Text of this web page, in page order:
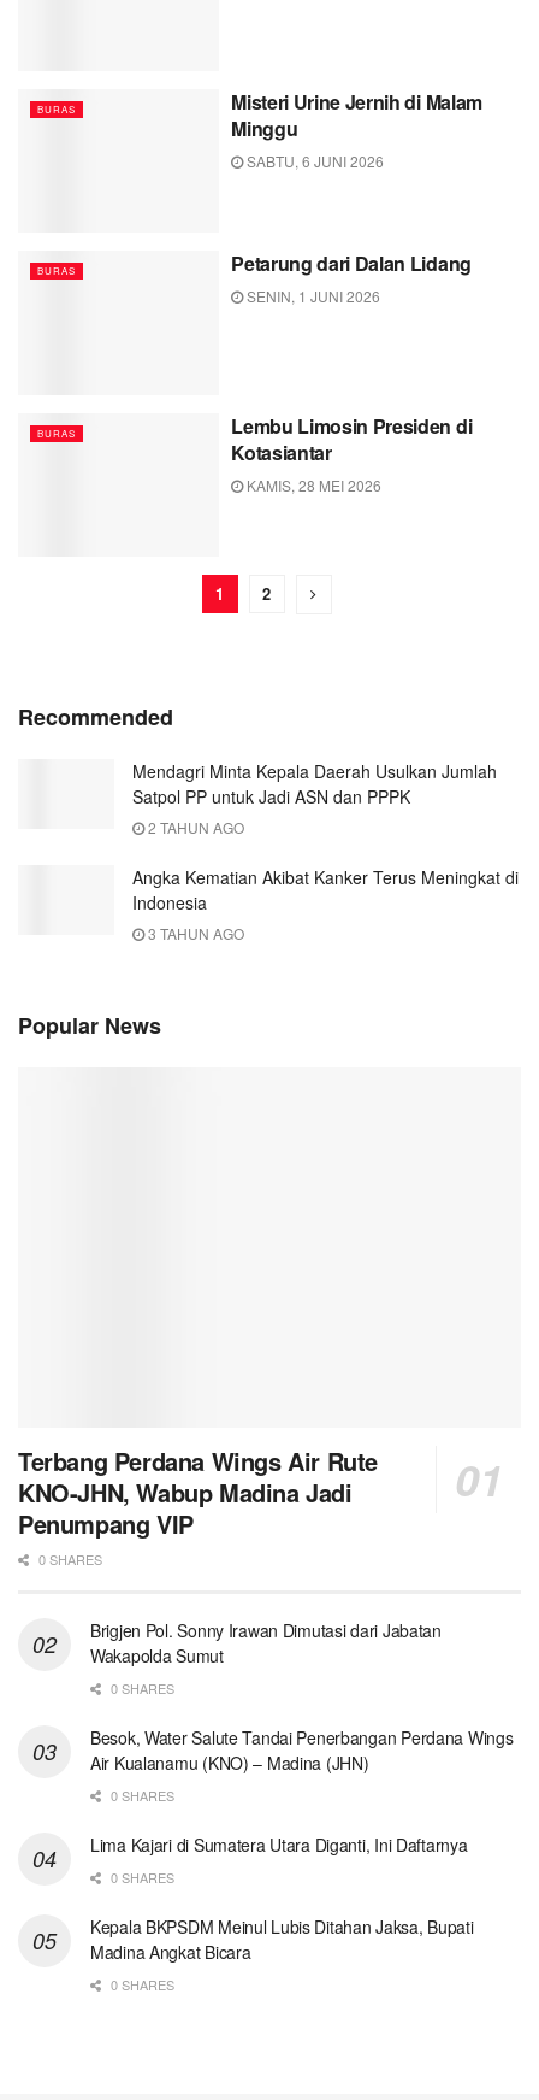
BURAS
Misteri Urine Jernih di Malam
Minggu
SABTU, 6 JUNI 2026
BURAS Petarung dari Dalan Lidang
SENIN, 1 JUNI 2026
BURAS
Lembu Limosin Presiden di
Kotasiantar
KAMIS, 28 MEI 2026
1 2
Recommended
Mendagri Minta Kepala Daerah Usulkan Jumlah
Satpol PP untuk Jadi ASN dan PPPK
2 TAHUN AGO
Angka Kematian Akibat Kanker Terus Meningkat di
Indonesia
3 TAHUN AGO
Popular News
Terbang Perdana Wings Air Rute
KNO-JHN, Wabup Madina Jadi
Penumpang VIP
0 SHARES
Brigjen Pol. Sonny Irawan Dimutasi dari Jabatan
Wakapolda Sumut
0 SHARES
Besok, Water Salute Tandai Penerbangan Perdana Wings
Air Kualanamu (KNO) – Madina (JHN)
0 SHARES
Lima Kajari di Sumatera Utara Diganti, Ini Daftarnya
0 SHARES
Kepala BKPSDM Meinul Lubis Ditahan Jaksa, Bupati
Madina Angkat Bicara
0 SHARES